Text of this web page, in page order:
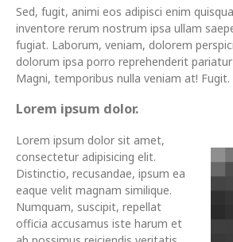
Sed, fugit, animi eos adipisci enim
inventore rerum nostrum ipsa ullam
fugiat. Laborum, veniam, dolorem
dolorum ipsa porro reprehenderit
Magni, temporibus nulla veniam at! Fugit.
Lorem ipsum dolor.
Lorem ipsum dolor sit amet,
consectetur adipisicing elit.
Distinctio, recusandae, ipsum ea
eaque velit magnam similique.
Numquam, suscipit, repellat
officia accusamus iste harum et